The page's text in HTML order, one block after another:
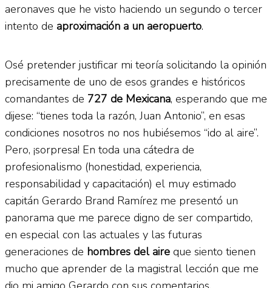
aeronaves que he visto haciendo un segundo o tercer
intento de aproximación a un aeropuerto.
Osé pretender justificar mi teoría solicitando la opinión
precisamente de uno de esos grandes e históricos
comandantes de 727 de Mexicana, esperando que me
dijese: “tienes toda la razón, Juan Antonio”, en esas
condiciones nosotros no nos hubiésemos “ido al aire”.
Pero, ¡sorpresa! En toda una cátedra de
profesionalismo (honestidad, experiencia,
responsabilidad y capacitación) el muy estimado
capitán Gerardo Brand Ramírez me presentó un
panorama que me parece digno de ser compartido,
en especial con las actuales y las futuras
generaciones de hombres del aire que siento tienen
mucho que aprender de la magistral lección que me